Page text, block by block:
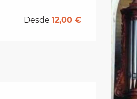
Desde12,00 €